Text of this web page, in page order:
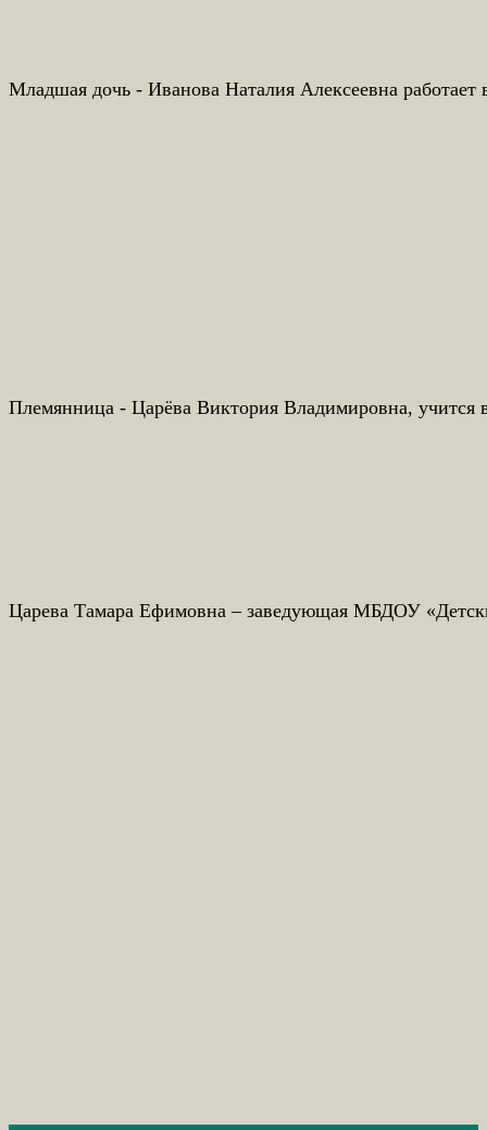
Младшая дочь - Иванова Наталия Алексеевна
Племянница - Царёва Виктория Владимировна, учится
Царева Тамара Ефимовна – заведующая МБДОУ